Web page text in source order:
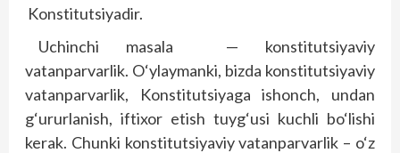
Konstitutsiyadir.
Uchinchi masala — konstitutsiyaviy
vatanparvarlik. O‘ylaymanki, bizda konstitutsiyaviy
vatanparvarlik, Konstitutsiyaga ishonch, undan
g‘ururlanish, iftixor etish tuyg‘usi kuchli bo‘lishi
kerak. Chunki konstitutsiyaviy vatanparvarlik – o‘z